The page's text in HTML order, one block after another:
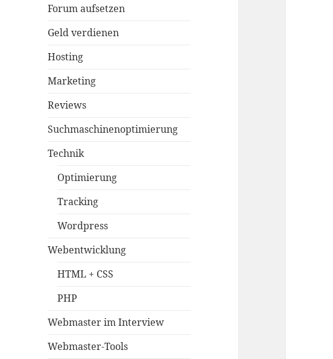
Forum aufsetzen
Geld verdienen
Hosting
Marketing
Reviews
Suchmaschinenoptimierung
Technik
Optimierung
Tracking
Wordpress
Webentwicklung
HTML + CSS
PHP
Webmaster im Interview
Webmaster-Tools